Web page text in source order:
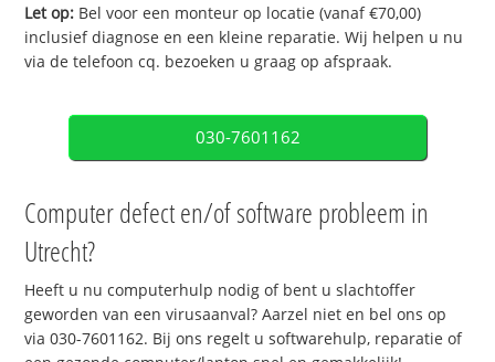
Let op: Bel voor een monteur op locatie (vanaf €70,00)
inclusief diagnose en een kleine reparatie. Wij helpen u nu
via de telefoon cq. bezoeken u graag op afspraak.
030-7601162
Computer defect en/of software probleem in
Utrecht?
Heeft u nu computerhulp nodig of bent u slachtoffer
geworden van een virusaanval? Aarzel niet en bel ons op
via 030-7601162. Bij ons regelt u softwarehulp, reparatie of